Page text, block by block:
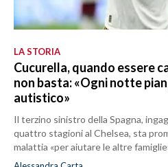
LA STORIA
Cucurella, quando essere
non basta: «Ogni notte
autistico»
Il terzino sinistro della Spagna,
quattro stagioni al Chelsea, sta
malattia «per aiutare le altre